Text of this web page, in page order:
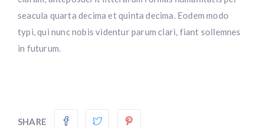
seacula quarta decima et quinta decima. Eodem modo
typi, qui nunc nobis videntur parum clari, fiant sollemnes
in futurum.
SHARE